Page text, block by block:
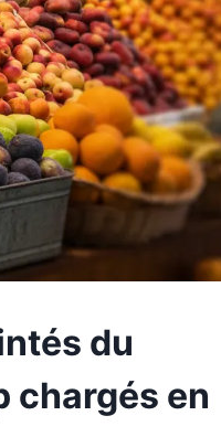
du
chargés en